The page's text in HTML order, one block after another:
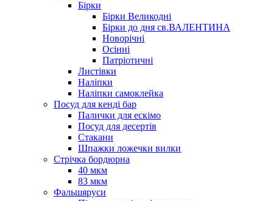
Бірки
Бірки Великодні
Бірки до дня св.ВАЛЕНТИНА
Новорічні
Осінні
Патріотичні
Листівки
Наліпки
Наліпки самоклейка
Посуд для кенді бар
Палички для ескімо
Посуд для десертів
Стакани
Шпажки ложечки вилки
Стрічка бордюрна
40 мкм
83 мкм
Фальшяруси